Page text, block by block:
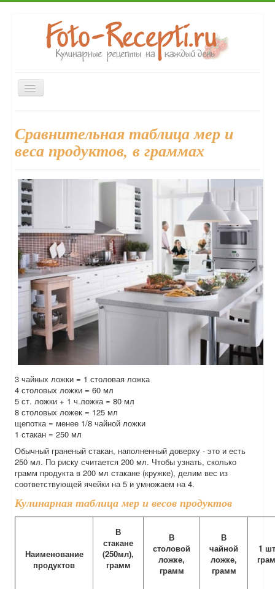
Включить/
выключить
Десерты
Выпечка Напитки
Консервирование
Форум
Сравнительная таблица мер и
веса продуктов, в граммах
3 чайных ложки = 1 столовая ложка
4 столовых ложки = 60 мл
5 ст. ложки + 1 ч.ложка = 80 мл
8 столовых ложек = 125 мл
щепотка = менее 1/8 чайной ложки
1 стакан = 250 мл
Обычный граненый стакан, наполненный доверху - это и есть
250 мл. По риску считается 200 мл. Чтобы узнать, сколько
грамм продукта в 200 мл стакане (кружке), делим вес из
соответствующей ячейки на 5 и умножаем на 4.
Кулинарная таблица мер и весов продуктов
Наименование
продуктов
В
стакане
(250мл),
грамм
В
столовой
ложке,
грамм
В
чайной
ложке,
грамм
1